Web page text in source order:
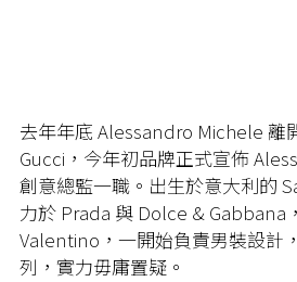
去年年底 Alessandro Michele 離
Gucci，今年初品牌正式宣佈
創意總監一職。出生於意大利的
力於 Prada 與 Dolce & Gabbana
Valentino，一開始負責男裝設計
列，實力毋庸置疑。